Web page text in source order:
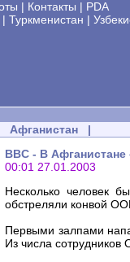
| Контакты | PDA
| Туркменистан |
Афганистан |
BBC - В
00:01 27.01.2003
Несколько человек
обстреляли конвой
Первыми залпами
Из числа